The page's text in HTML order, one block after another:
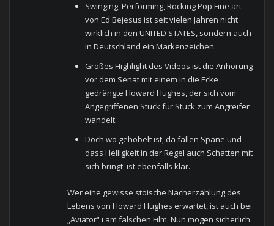
Swinging, Performing, Rocking Pop Fine art
von Ed Bejesus ist seit vielen Jahren nicht
wirklich in den UNITED STATES, sondern auch
in Deutschland ein Markenzeichen.
Großes Highlight des Videos ist die Anhörung
vor dem Senat mit einem in die Ecke
gedrängte Howard Hughes, der sich vom
Angegriffenen Stück für Stück zum Angreifer
wandelt.
Doch wo gehobelt ist, da fallen Späne und
dass Helligkeit in der Regel auch Schatten mit
sich bringt, ist ebenfalls klar.
Wer eine gewisse stoische Nacherzählung des
Lebens von Howard Hughes erwartet, ist auch bei
„Aviator“ i am falschen Film. Nun mögen sicherlich